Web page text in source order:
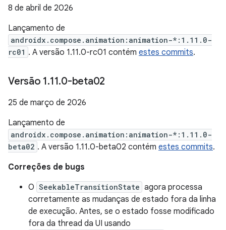
8 de abril de 2026
Lançamento de
androidx.compose.animation:animation-*:1.11.0-
rc01 . A versão 1.11.0-rc01 contém estes commits.
Versão 1.11.0-beta02
25 de março de 2026
Lançamento de
androidx.compose.animation:animation-*:1.11.0-
beta02 . A versão 1.11.0-beta02 contém estes commits.
Correções de bugs
O SeekableTransitionState agora processa
corretamente as mudanças de estado fora da linha
de execução. Antes, se o estado fosse modificado
fora da thread da UI usando